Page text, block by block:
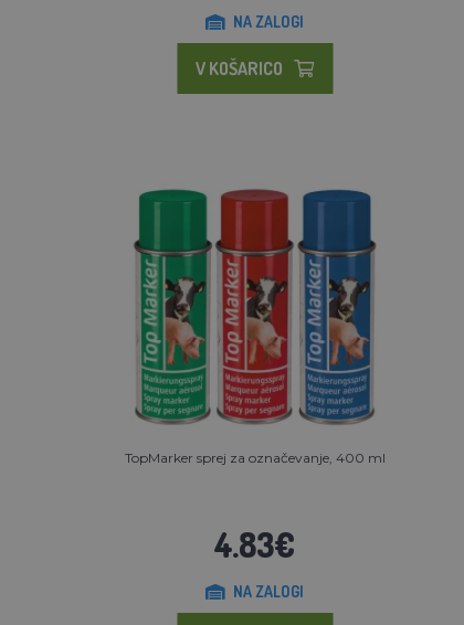
NA ZALOGI
V KOŠARICO
TopMarker sprej za označevanje, 400 ml
4.83€
NA ZALOGI